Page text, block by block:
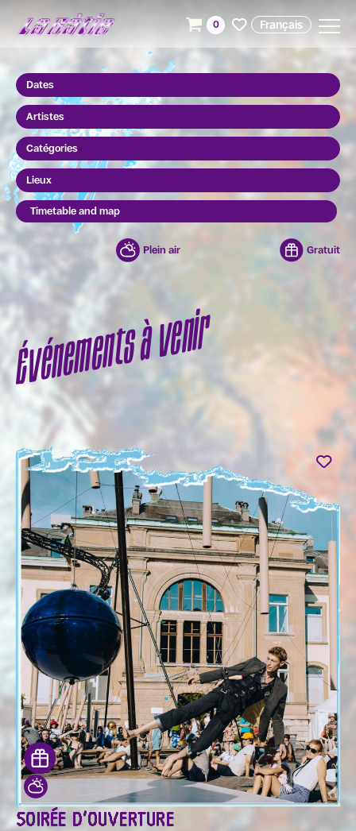
Dates
Artistes
Catégories
Lieux
Timetable and map
Plein air Gratuit
Événements à venir
SOIRÉE D'OUVERTURE
0 Français